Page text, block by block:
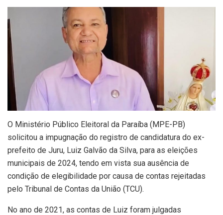
O Ministério Público Eleitoral da Paraíba (MPE-PB)
solicitou a impugnação do registro de candidatura do ex-
prefeito de Juru, Luiz Galvão da Silva, para as eleições
municipais de 2024, tendo em vista sua ausência de
condição de elegibilidade por causa de contas rejeitadas
pelo Tribunal de Contas da União (TCU).
No ano de 2021, as contas de Luiz foram julgadas